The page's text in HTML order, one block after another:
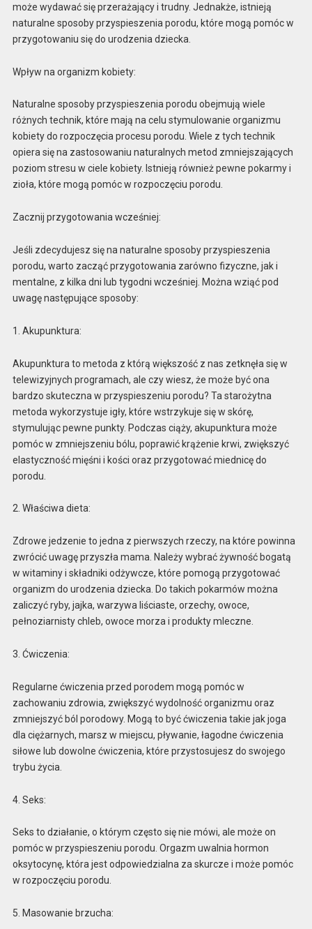
może wydawać się przerażający i trudny. Jednakże, istnieją
naturalne sposoby przyspieszenia porodu, które mogą pomóc w
przygotowaniu się do urodzenia dziecka.
Wpływ na organizm kobiety:
Naturalne sposoby przyspieszenia porodu obejmują wiele
różnych technik, które mają na celu stymulowanie organizmu
kobiety do rozpoczęcia procesu porodu. Wiele z tych technik
opiera się na zastosowaniu naturalnych metod zmniejszających
poziom stresu w ciele kobiety. Istnieją również pewne pokarmy i
zioła, które mogą pomóc w rozpoczęciu porodu.
Zacznij przygotowania wcześniej:
Jeśli zdecydujesz się na naturalne sposoby przyspieszenia
porodu, warto zacząć przygotowania zarówno fizyczne, jak i
mentalne, z kilka dni lub tygodni wcześniej. Można wziąć pod
uwagę następujące sposoby:
1. Akupunktura:
Akupunktura to metoda z którą większość z nas zetknęła się w
telewizyjnych programach, ale czy wiesz, że może być ona
bardzo skuteczna w przyspieszeniu porodu? Ta starożytna
metoda wykorzystuje igły, które wstrzykuje się w skórę,
stymulując pewne punkty. Podczas ciąży, akupunktura może
pomóc w zmniejszeniu bólu, poprawić krążenie krwi, zwiększyć
elastyczność mięśni i kości oraz przygotować miednicę do
porodu.
2. Właściwa dieta:
Zdrowe jedzenie to jedna z pierwszych rzeczy, na które powinna
zwrócić uwagę przyszła mama. Należy wybrać żywność bogatą
w witaminy i składniki odżywcze, które pomogą przygotować
organizm do urodzenia dziecka. Do takich pokarmów można
zaliczyć ryby, jajka, warzywa liściaste, orzechy, owoce,
pełnoziarnisty chleb, owoce morza i produkty mleczne.
3. Ćwiczenia:
Regularne ćwiczenia przed porodem mogą pomóc w
zachowaniu zdrowia, zwiększyć wydolność organizmu oraz
zmniejszyć ból porodowy. Mogą to być ćwiczenia takie jak joga
dla ciężarnych, marsz w miejscu, pływanie, łagodne ćwiczenia
siłowe lub dowolne ćwiczenia, które przystosujesz do swojego
trybu życia.
4. Seks:
Seks to działanie, o którym często się nie mówi, ale może on
pomóc w przyspieszeniu porodu. Orgazm uwalnia hormon
oksytocynę, która jest odpowiedzialna za skurcze i może pomóc
w rozpoczęciu porodu.
5. Masowanie brzucha: